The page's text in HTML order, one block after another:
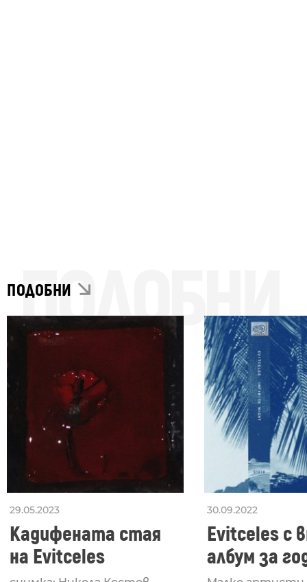
ПОДОБНИ
ПОДОБНИ
29.05.2023
Кадифената стая
на Evitceles
30.09.2022
Evitceles с
албум за